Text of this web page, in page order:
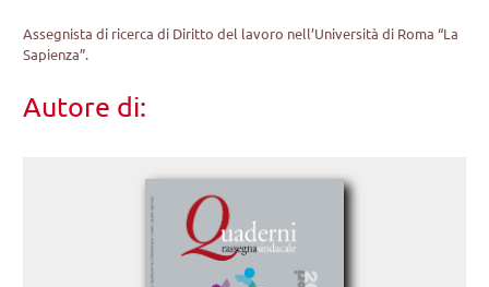
Assegnista di ricerca di Diritto del lavoro nell’Università di Roma “La
Sapienza”.
Autore di: